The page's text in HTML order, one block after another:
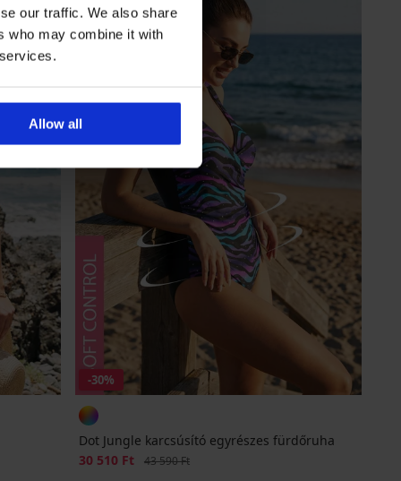
our traffic. We also share
who may combine it with
Allow all
-30%
Dot Jungle karcsúsító egyrészes fürdőruha
Kedvezmény
30 510 Ft Eredeti ár
43 590 Ft